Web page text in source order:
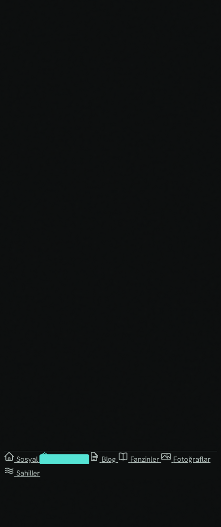
Sosyal Blog Fanzinler
Fotoğraflar
Sahiller